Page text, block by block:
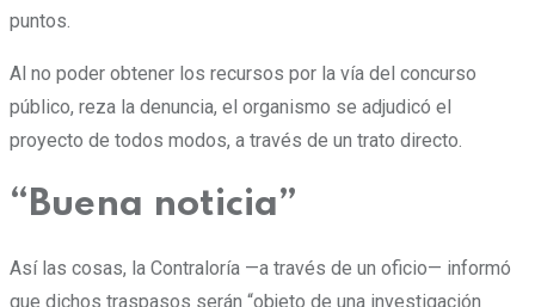
puntos.
Al no poder obtener los recursos por la vía del concurso
público, reza la denuncia, el organismo se adjudicó el
proyecto de todos modos, a través de un trato directo.
“Buena noticia”
Así las cosas, la Contraloría —a través de un oficio— informó
que dichos traspasos serán “objeto de una investigación